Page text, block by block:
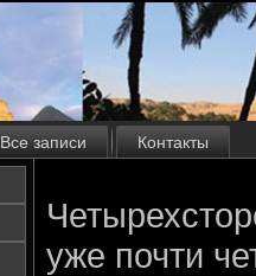
Все записи Контакты
уже почти